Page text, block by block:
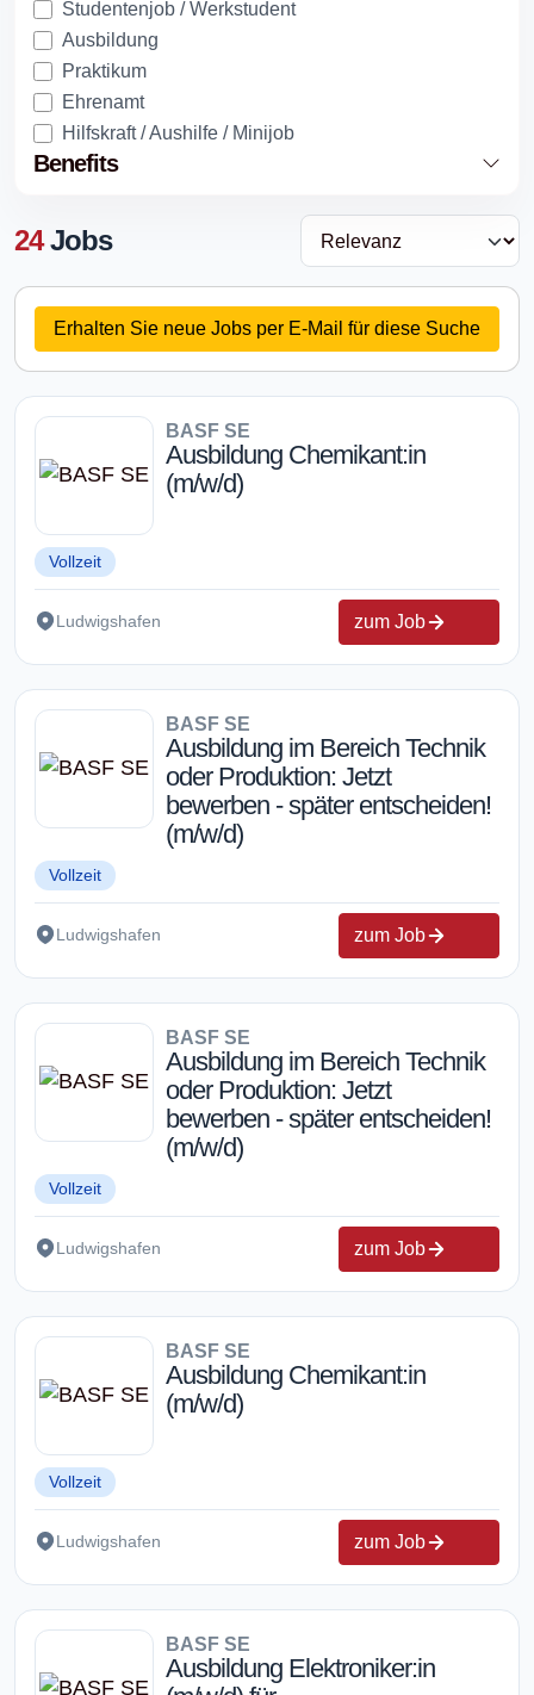
Studentenjob / Werkstudent
Ausbildung
Praktikum
Ehrenamt
Hilfskraft / Aushilfe / Minijob
Benefits
24Jobs
Erhalten Sie neue Jobs per E-Mail für diese Suche
BASF SE
Ausbildung Chemikant:in
(m/w/d)
Vollzeit
Ludwigshafen zum Job
BASF SE
Ausbildung im Bereich Technik
oder Produktion: Jetzt
bewerben - später entscheiden!
(m/w/d)
Vollzeit
Ludwigshafen zum Job
BASF SE
Ausbildung im Bereich Technik
oder Produktion: Jetzt
bewerben - später entscheiden!
(m/w/d)
Vollzeit
Ludwigshafen zum Job
BASF SE
Ausbildung Chemikant:in
(m/w/d)
Vollzeit
Ludwigshafen zum Job
BASF SE
Ausbildung Elektroniker:in